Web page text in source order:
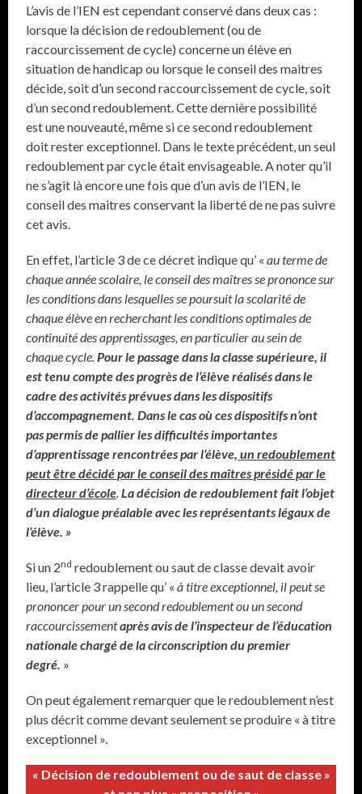
L’avis de l’IEN est cependant conservé dans deux cas :
lorsque la décision de redoublement (ou de
raccourcissement de cycle) concerne un élève en
situation de handicap ou lorsque le conseil des maitres
décide, soit d’un second raccourcissement de cycle, soit
d’un second redoublement. Cette dernière possibilité
est une nouveauté, même si ce second redoublement
doit rester exceptionnel. Dans le texte précédent, un seul
redoublement par cycle était envisageable. A noter qu’il
ne s’agit là encore une fois que d’un avis de l’IEN, le
conseil des maitres conservant la liberté de ne pas suivre
cet avis.
En effet, l’article 3 de ce décret indique qu’ «au terme de
chaque année scolaire, le conseil des maîtres se prononce sur
les conditions dans lesquelles se poursuit la scolarité de
chaque élève en recherchant les conditions optimales de
continuité des apprentissages, en particulier au sein de
chaque cycle. Pour le passage dans la classe supérieure, il
est tenu compte des progrès de l’élève réalisés dans le
cadre des activités prévues dans les dispositifs
d’accompagnement. Dans le cas où ces dispositifs n’ont
pas permis de pallier les difficultés importantes
d’apprentissage rencontrées par l’élève, un redoublement
peut être décidé par le conseil des maîtres présidé par le
directeur d’école La décision de redoublement fait l’objet
d’un dialogue préalable avec les représentants légaux de
l’élève. »
Si un 2nd redoublement ou saut de classe devait avoir
lieu, l’article 3 rappelle qu’ «à titre exceptionnel, il peut se
prononcer pour un second redoublement ou un second
raccourcissementaprès avis de l’inspecteur de l’éducation
nationale chargé de la circonscription du premier
degré. »
On peut également remarquer que le redoublement n’est
plus décrit comme devant seulement se produire « à titre
exceptionnel ».
« Décision de redoublement ou de saut de classe »